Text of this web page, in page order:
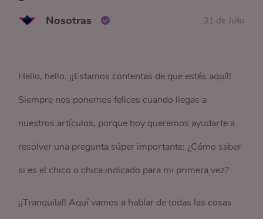
Nosotras 31 de Julio
Hello, hello. ¡¡Estamos contentas de que estés aquí!!
Siempre nos ponemos felices cuando llegas a
nuestros artículos, porque hoy queremos ayudarte a
resolver una pregunta súper importante: ¿Cómo saber
si es el chico o chica indicado para mi primera vez?
¡¡Tranquila!! Aquí vamos a hablar de todas las cosas